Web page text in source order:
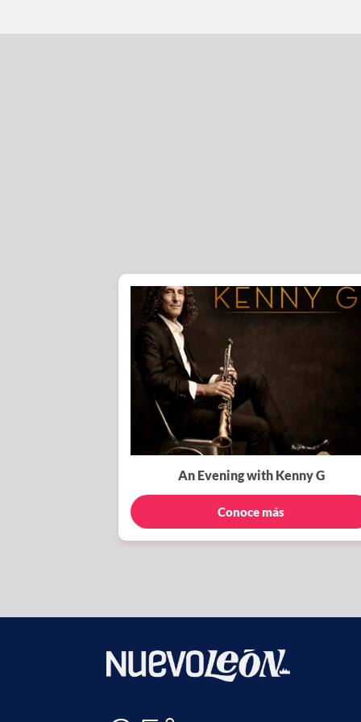
An Evening with Kenny G
Conoce más